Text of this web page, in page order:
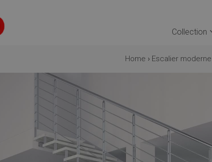
Collection
Home › Escalier moderne